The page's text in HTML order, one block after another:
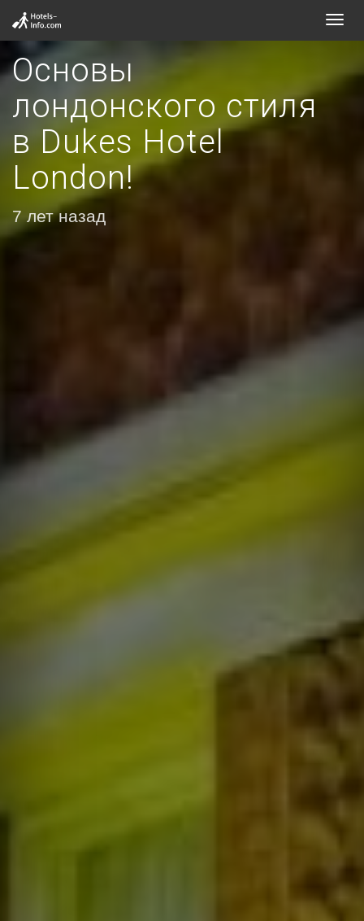
Основы
лондонского стиля
в Dukes Hotel
London!
7 лет назад